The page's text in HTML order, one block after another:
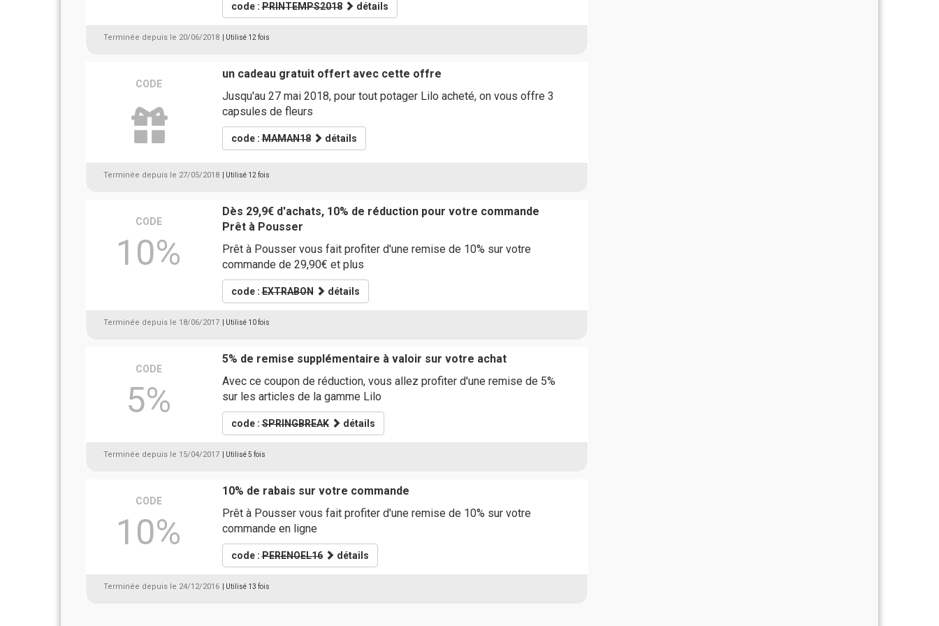
code :PRINTEMPS2018 détails
Terminée depuis le 20/06/2018 | Utilisé 12 fois
CODE
un cadeau gratuit offert avec cette offre
Jusqu'au 27 mai 2018, pour tout potager Lilo acheté, on vous offre 3
capsules de fleurs
code :MAMAN18 détails
Terminée depuis le 27/05/2018 | Utilisé 12 fois
CODE
10%
Dès 29,9€ d'achats, 10% de réduction pour votre commande
Prêt à Pousser
Prêt à Pousser vous fait profiter d'une remise de 10% sur votre
commande de 29,90€ et plus
code :EXTRABON détails
Terminée depuis le 18/06/2017 | Utilisé 10 fois
CODE
5%
5% de remise supplémentaire à valoir sur votre achat
Avec ce coupon de réduction, vous allez profiter d'une remise de 5%
sur les articles de la gamme Lilo
code :SPRINGBREAK détails
Terminée depuis le 15/04/2017 | Utilisé 5 fois
CODE
10%
10% de rabais sur votre commande
Prêt à Pousser vous fait profiter d'une remise de 10% sur votre
commande en ligne
code :PERENOEL16 détails
Terminée depuis le 24/12/2016 | Utilisé 13 fois